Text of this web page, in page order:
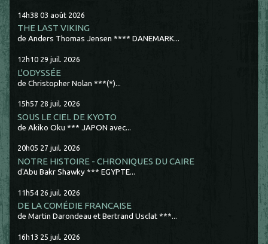
14h38 03 août 2026
THE LAST VIKING
de Anders Thomas Jensen **** DANEMARK...
12h10 29 juil. 2026
L'ODYSSÉE
de Christopher Nolan ***(*)...
15h57 28 juil. 2026
SOUS LE CIEL DE KYOTO
de Akiko Oku *** JAPON avec...
20h05 27 juil. 2026
NOTRE HISTOIRE - CHRONIQUES DU CAIRE
d'Abu Bakr Shawky *** EGYPTE...
11h54 26 juil. 2026
DE LA COMÉDIE FRANCAISE
de Martin Darondeau et Bertrand Usclat ***...
16h13 25 juil. 2026